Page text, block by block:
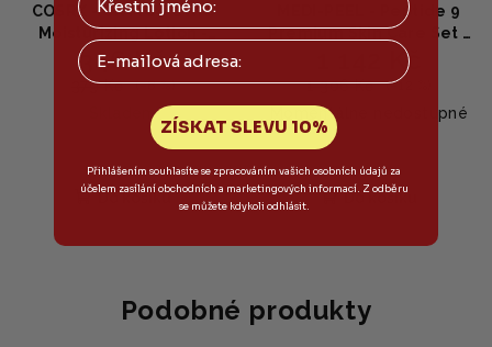
COSRX - Oil Free Ultra
Moisturizing Lotion -
Hydratační krém bez
oleje 100ml
346 Kč
379 Kč (–8 %)
Skladem
Do košíku
MEDI-PEEL - Peptide 9
Premium Skin Care Set -
Prémiová sada s peptidy
250ml + 250ml + 50ml +
1 142 Kč
1 306 Kč (–12 %)
Momentálne nedostupné
Do košíku
Podobné produkty
Email
ZÍSKAT SLEVU 10%
Přihlášením souhlasíte se zpracováním vašich osobních údajů za
účelem zasílání obchodních a marketingových informací. Z odběru
se můžete kdykoli odhlásit.